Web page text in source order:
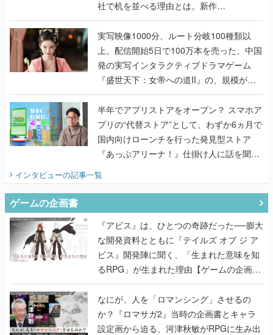
社で机を並べる理由とは。新作
『TATSUJIN EXTREME』で初タッグを組
んだレジェンド2人に訊く開発秘話
実写映像1000分、ルート分岐100種類以
上。配信開始5日で100万本を売った、中国
発の実写インタラクティブドラマゲーム
『盛世天下：女帝への道II』の、規模が違
うこだわりをプロデューサーに聞いた
半年でアプリストアをオープン？ スマホア
プリの“代替ストア”として、わずか6ヵ月で
国内向けローンチを行った発見型ストア
『あっぷアリーナ！』仕掛け人に話を聞い
インタビューの記事一覧
ゲームの企画書
『アビス』は、ひとつの奇跡だった──膨大
な開発資料とともに『テイルズ オブ ジ ア
ビス』開発陣に聞く、「生まれた意味を知
るRPG」が生まれた理由【ゲームの企画
書】
なにが、人を「ロマンシング」させるの
か？『ロマサガ2』当時の企画書とキャラ
設定画から迫る、河津秋敏がRPGに生み出